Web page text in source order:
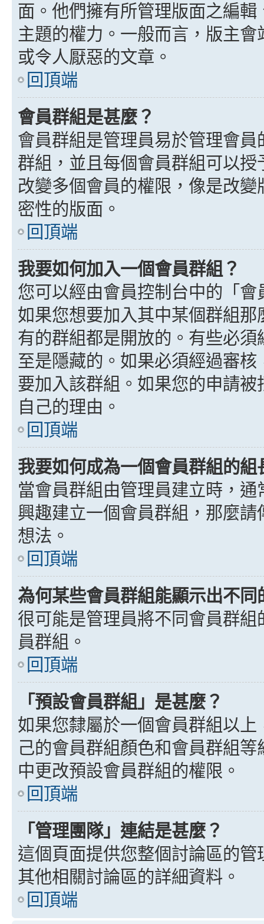
面。他們擁有所管理版面之編
主題的權力。一般而言，版主
或令人厭惡的文章。
回頂端
會員群組是甚麼？
會員群組是管理員易於管理會
群組，並且每個會員群組可以
改變多個會員的權限，像是改
密性的版面。
回頂端
我要如何加入一個會員群組？
您可以經由會員控制台中的「
如果您想要加入其中某個群組
有的群組都是開放的。有些必
至是隱藏的。如果必須經過審
要加入該群組。如果您的申請
自己的理由。
回頂端
我要如何成為一個會員群組的組
當會員群組由管理員建立時，
興趣建立一個會員群組，那麼
想法。
回頂端
為何某些會員群組能顯示出不同
很可能是管理員將不同會員群
員群組。
回頂端
「預設會員群組」是甚麼？
如果您隸屬於一個會員群組以
己的會員群組顏色和會員群組
中更改預設會員群組的權限。
回頂端
「管理團隊」連結是甚麼？
這個頁面提供您整個討論區的
其他相關討論區的詳細資料。
回頂端